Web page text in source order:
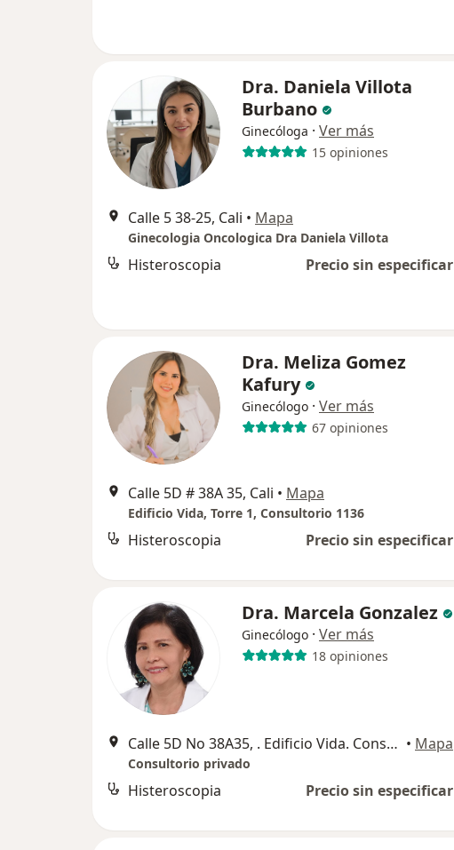
Dra. Daniela Villota
Burbano
Ginecóloga · Ver más
15 opiniones
Calle 5 38-25, Cali • Mapa
Ginecologia Oncologica Dra Daniela Villota
Histeroscopia Precio sin especificar
Dra. Meliza Gomez
Kafury
Ginecólogo · Ver más
67 opiniones
Calle 5D # 38A 35, Cali • Mapa
Edificio Vida, Torre 1, Consultorio 1136
Histeroscopia Precio sin especificar
Dra. Marcela Gonzalez
Ginecólogo · Ver más
18 opiniones
Calle 5D No 38A35, . Edificio Vida. Consultorio. 927 Torre 1, Cali • Mapa
Consultorio privado
Histeroscopia Precio sin especificar